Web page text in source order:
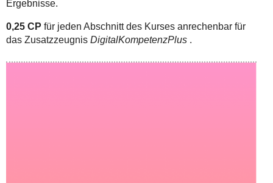
Ergebnisse.
0,25 CP für jeden Abschnitt des Kurses anrechenbar für
das Zusatzzeugnis DigitalKompetenzPlus .